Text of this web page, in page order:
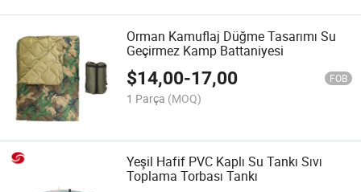
Orman Kamuflaj Düğme Tasarımı Su
Geçirmez Kamp Battaniyesi
$14,00-17,00 FOB
1 Parça (MOQ)
Yeşil Hafif PVC Kaplı Su Tankı Sıvı
Toplama Torbası Tankı